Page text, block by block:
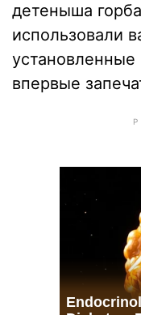
детеныша
использовали
установленные
впервые